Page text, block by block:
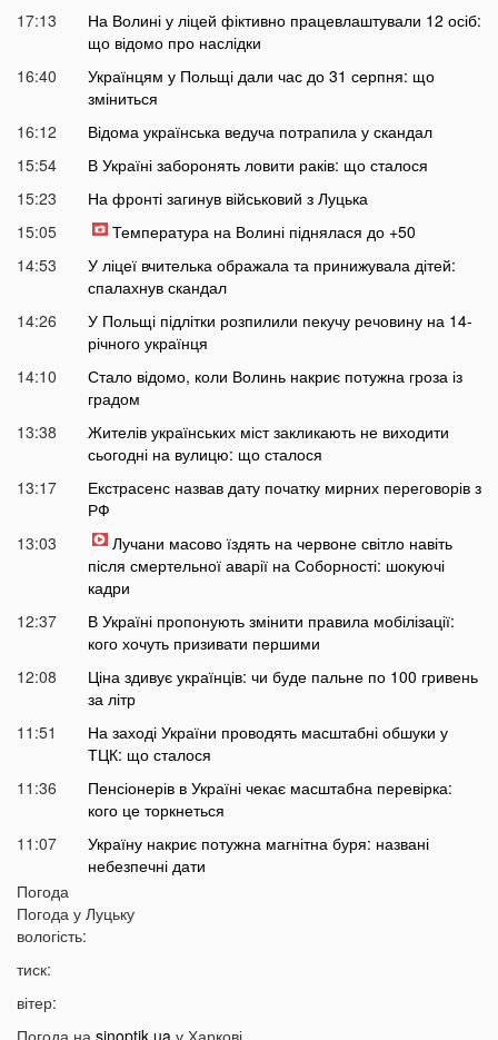
17:13
На Волині у ліцей фіктивно працевлаштували 12 осіб:
що відомо про наслідки
16:40
Українцям у Польщі дали час до 31 серпня: що
зміниться
16:12
Відома українська ведуча потрапила у скандал
15:54
В Україні заборонять ловити раків: що сталося
15:23
На фронті загинув військовий з Луцька
15:05
Температура на Волині піднялася до +50
14:53
У ліцеї вчителька ображала та принижувала дітей:
спалахнув скандал
14:26
У Польщі підлітки розпилили пекучу речовину на 14-
річного українця
14:10
Стало відомо, коли Волинь накриє потужна гроза із
градом
13:38
Жителів українських міст закликають не виходити
сьогодні на вулицю: що сталося
13:17
Екстрасенс назвав дату початку мирних переговорів з
РФ
13:03
Лучани масово їздять на червоне світло навіть
після смертельної аварії на Соборності: шокуючі
кадри
12:37
В Україні пропонують змінити правила мобілізації:
кого хочуть призивати першими
12:08
Ціна здивує українців: чи буде пальне по 100 гривень
за літр
11:51
На заході України проводять масштабні обшуки у
ТЦК: що сталося
11:36
Пенсіонерів в Україні чекає масштабна перевірка:
кого це торкнеться
11:07
Україну накриє потужна магнітна буря: названі
небезпечні дати
10:50
10:26
Погода
Погода у Луцьку
вологість:
тиск:
вітер: